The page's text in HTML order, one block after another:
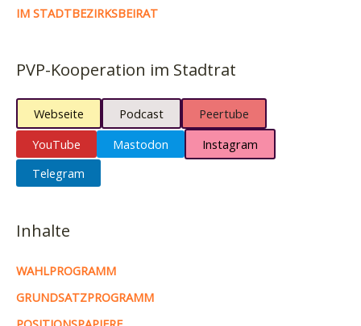
IM STADTBEZIRKSBEIRAT
PVP-Kooperation im Stadtrat
Webseite Podcast
Peertube
YouTube
Mastodon
Instagram
Telegram
Inhalte
WAHLPROGRAMM
GRUNDSATZPROGRAMM